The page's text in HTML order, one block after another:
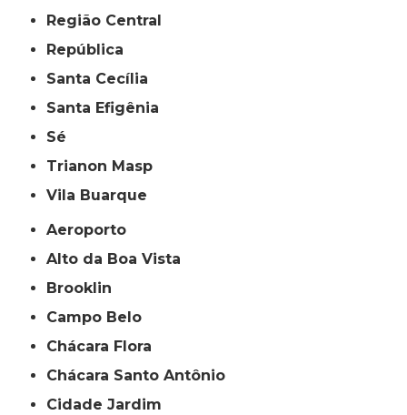
Região Central
República
Santa Cecília
Santa Efigênia
Sé
Trianon Masp
Vila Buarque
Aeroporto
Alto da Boa Vista
Brooklin
Campo Belo
Chácara Flora
Chácara Santo Antônio
Cidade Jardim